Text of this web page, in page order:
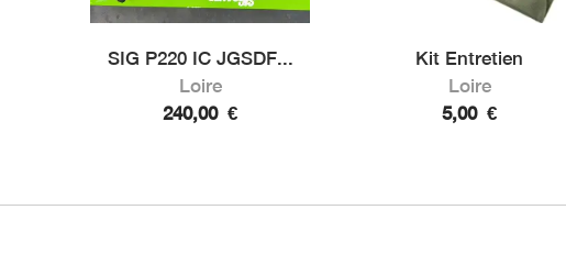
SIG P220 IC JGSDF...
Loire
240,00 €
Kit Entretien
Loire
5,00 €